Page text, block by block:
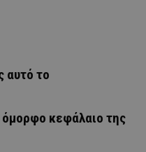
αυτό το
κεφάλαιο της